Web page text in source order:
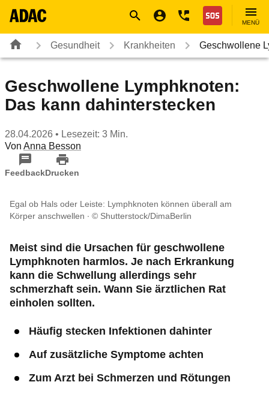
Nothilfe
MENÜ
Gesundheit Krankheiten Geschwollene
Geschwollene Lymphknoten:
Das kann dahinterstecken
28.04.2026 • Lesezeit: 3 Min.
Von Anna Besson
FeedbackDrucken
Egal ob Hals oder Leiste: Lymphknoten können überall am
Körper anschwellen
© Shutterstock/DimaBerlin
Meist sind die Ursachen für geschwollene
Lymphknoten harmlos. Je nach Erkrankung
kann die Schwellung allerdings sehr
schmerzhaft sein. Wann Sie ärztlichen Rat
einholen sollten.
Häufig stecken Infektionen dahinter
Auf zusätzliche Symptome achten
Zum Arzt bei Schmerzen und Rötungen